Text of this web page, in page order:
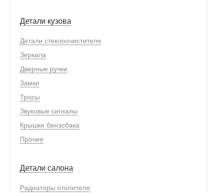
Детали кузова
Детали стеклоочистителя
Зеркала
Дверные ручки
Замки
Тросы
Звуковые сигналы
Крышки бензобака
Прочее
Детали салона
Радиаторы отопителя